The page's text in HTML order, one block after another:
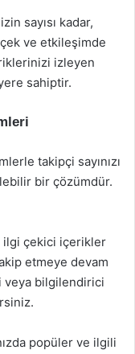
sayısı kadar,
ve etkileşimde
izleyen
sahiptir.
takipçi sayınızı
bir çözümdür.
ilgi çekici içerikler
etmeye devam
veya bilgilendirici
popüler ve ilgili